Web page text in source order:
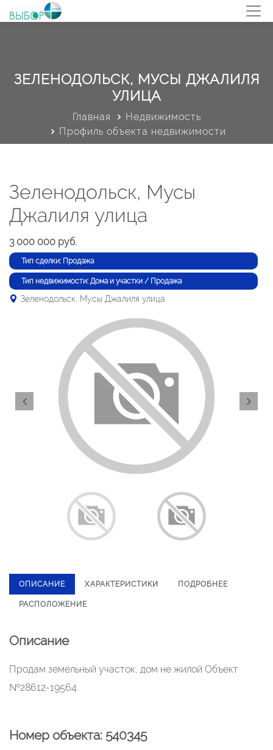
ЗЕЛЕНОДОЛЬСК, МУСЫ ДЖАЛИЛЯ
УЛИЦА
Главная
Недвижимость
Профиль объекта недвижимости
Зеленодольск, Мусы
Джалиля улица
3 000 000 руб.
Тип сделки: Продажа
Тип недвижимости: Дома и участки / Продажа
Зеленодольск, Мусы Джалиля улица
ОПИСАНИЕ ХАРАКТЕРИСТИКИ ПОДРОБНЕЕ
РАСПОЛОЖЕНИЕ
Описание
Продам земельный участок, дом не жилой Объект
№28612-19564.
Номер объекта: 540345